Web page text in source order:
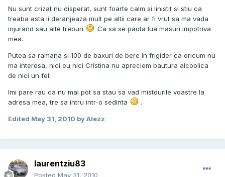
Nu sunt crizat nu disperat, sunt foarte calm si linistit si stiu ca
treaba asta ii deranjeaza mult pe altii care ar fi vrut sa ma vada
injurand sau alte treburi
.Ca sa se paota lua masuri impotriva
mea.
Putea sa ramana si 100 de baxuri de bere in frigider ca oricum nu
ma interesa, nici eu nici Cristina nu apreciem bautura alcoolica
de nici un fel.
Imi pare rau ca nu mai pot sa stau sa vad mistourile voastre la
adresa mea, tre sa intru intr-o sedinta
.
Edited May 31, 2010 by Alezz
laurentziu83
Posted May 31, 2010